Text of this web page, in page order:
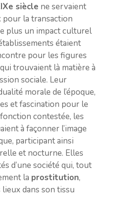
siècle ne servaient
pour la transaction
plus un impact culturel
étaient
pour les figures
trouvaient là matière à
sociale. Leur
morale de l’époque,
et fascination pour le
contestée, les
à façonner l’image
participant ainsi
et nocturne. Elles
d’une société qui, tout
la prostitution,
dans son tissu